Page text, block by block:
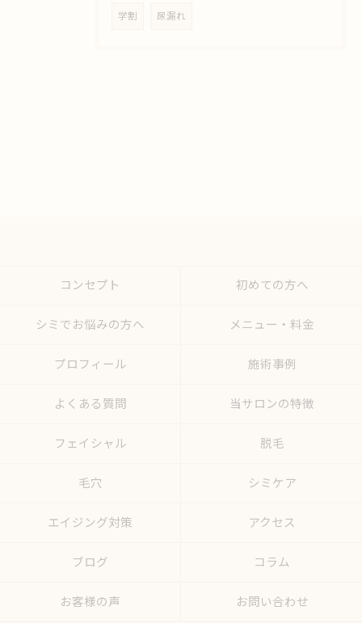
学割 尿漏れ
コンセプト 初めての方へ
シミでお悩みの方へ メニュー・料金
プロフィール 施術事例
よくある質問 当サロンの特徴
フェイシャル 脱毛
毛穴 シミケア
エイジング対策 アクセス
ブログ コラム
お客様の声 お問い合わせ